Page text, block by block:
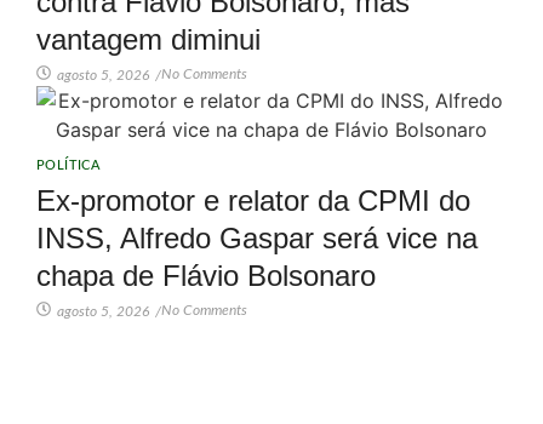
vantagem diminui
agosto 5, 2026 /No Comments
POLÍTICA
Ex-promotor e relator da CPMI do
INSS, Alfredo Gaspar será vice na
chapa de Flávio Bolsonaro
agosto 5, 2026 /No Comments